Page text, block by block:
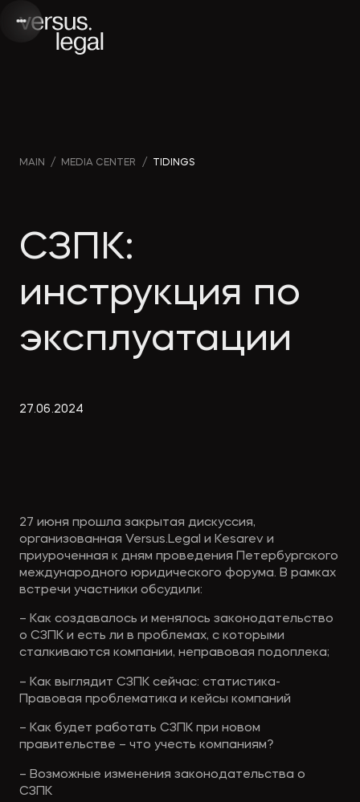
Интеллектуальная
Архитектура
и проектирование
Банкротство
Webinars
Company
news
Media
publications
MAIN / MEDIA CENTER / TIDINGS
СЗПК:
инструкция по
эксплуатации
27.06.2024
27 июня прошла закрытая дискуссия,
организованная Versus.Legal и Kesarev и
приуроченная к дням проведения Петербургского
международного юридического форума. В рамках
встречи участники обсудили:
– Как создавалось и менялось законодательство
о СЗПК и есть ли в проблемах, с которыми
сталкиваются компании, неправовая подоплека;
– Как выглядит СЗПК сейчас: статистика-
Правовая проблематика и кейсы компаний
– Как будет работать СЗПК при новом
правительстве – что учесть компаниям?
– Возможные изменения законодательства о
СЗПК